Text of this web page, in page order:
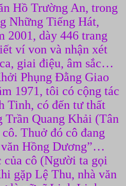
Hồ Trường An, trong
Những Tiếng Hát,
2001, dày 446 trang
ví von và nhận xét
giai điệu, âm sắc…
Phụng Đằng Giao
1971, tôi có cộng tác
Tinh, có đến tư thất
Trần Quang Khải (Tân
Thuở đó cô đang
Hồng Dương”…
cô (Người ta gọi
gặp Lệ Thu, nhà văn